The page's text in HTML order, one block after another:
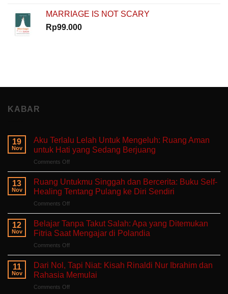
MARRIAGE IS NOT SCARY
Rp99.000
KABAR
19
Nov
Aku Terlalu Lelah Untuk Mengeluh: Ruang Aman
untuk Hati yang Sedang Berjuang
Comments Offon
Terlalu
Untuk
Mengeluh:
Ruang
Aman
untuk
Sedang
Berjuang
13
Nov
Ruang Untukmu Singgah dan Bercerita: Buku Self-
Healing Tentang Pulang ke Diri Sendiri
Comments Offon
Untukmu
Singgah
dan
Bercerita:
Buku
Self-
Healing
12
Nov
Belajar Tanpa Takut Salah: Apa yang Ditemukan
Fitria Saat Mengajar di Polandia
Comments Offon
Tanpa
Takut
Salah:
Apa
11
Nov
Dari Nol, Tapi Niat: Kisah Rinaldi Nur Ibrahim dan
Rahasia Memulai
Comments Offon